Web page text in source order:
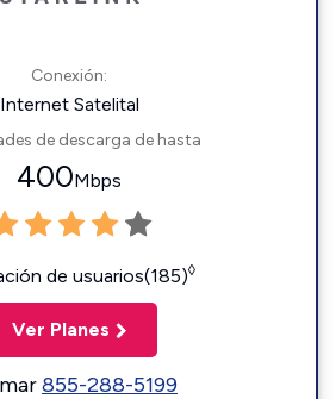
Conexión:
Internet Satelital
de descarga de hasta
400Mbps
de usuarios(185)◊
Ver Planes
855-288-5199